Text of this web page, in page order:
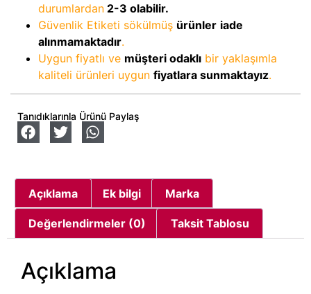
durumlardan 2-3 olabilir.
Güvenlik Etiketi sökülmüş ürünler iade
alınmamaktadır.
Uygun fiyatlı ve müşteri odaklı bir yaklaşımla
kaliteli ürünleri uygun fiyatlara sunmaktayız.
Tanıdıklarınla Ürünü Paylaş
Açıklama Ek bilgi Marka
Değerlendirmeler (0) Taksit Tablosu
Açıklama